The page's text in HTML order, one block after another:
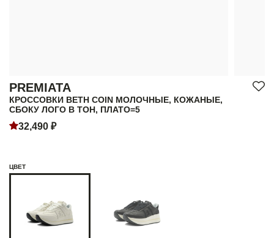
PREMIATA
КРОССОВКИ BETH COIN МОЛОЧНЫЕ, КОЖАНЫЕ,
СБОКУ ЛОГО В ТОН, ПЛАТО=5
32,490 ₽
ЦВЕТ